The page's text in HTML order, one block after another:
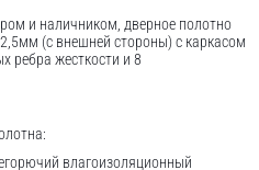
и наличником, дверное полотно
(с внешней стороны) c каркасом
ребра жесткости и 8
влагоизоляционный